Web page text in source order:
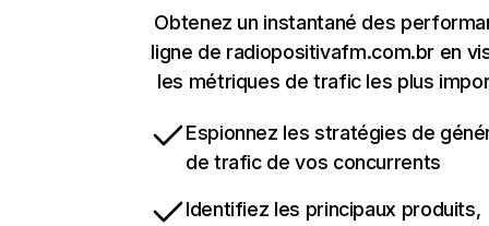
Obtenez un instantané des
ligne de radiopositivafm.com.br en
les métriques de trafic les plus
Espionnez les stratégies de
de trafic de vos concurrents
Identifiez les principaux produits,